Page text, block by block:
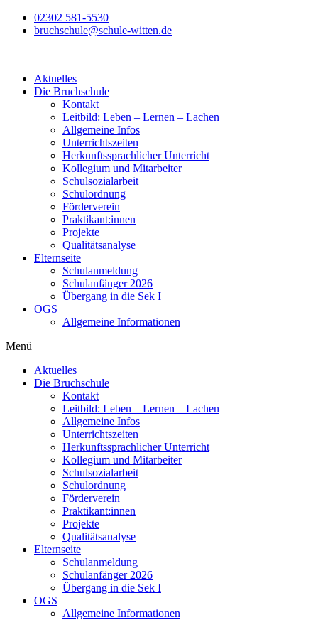
Zum
Inhalt
02302 581-5530
bruchschule@schule-witten.de
Aktuelles
Die Bruchschule
Kontakt
Leitbild: Leben – Lernen – Lachen
Allgemeine Infos
Unterrichtszeiten
Herkunftssprachlicher Unterricht
Kollegium und Mitarbeiter
Schulsozialarbeit
Schulordnung
Förderverein
Praktikant:innen
Projekte
Qualitätsanalyse
Elternseite
Schulanmeldung
Schulanfänger 2026
Übergang in die Sek I
OGS
Allgemeine Informationen
Menü
Aktuelles
Die Bruchschule
Kontakt
Leitbild: Leben – Lernen – Lachen
Allgemeine Infos
Unterrichtszeiten
Herkunftssprachlicher Unterricht
Kollegium und Mitarbeiter
Schulsozialarbeit
Schulordnung
Förderverein
Praktikant:innen
Projekte
Qualitätsanalyse
Elternseite
Schulanmeldung
Schulanfänger 2026
Übergang in die Sek I
OGS
Allgemeine Informationen